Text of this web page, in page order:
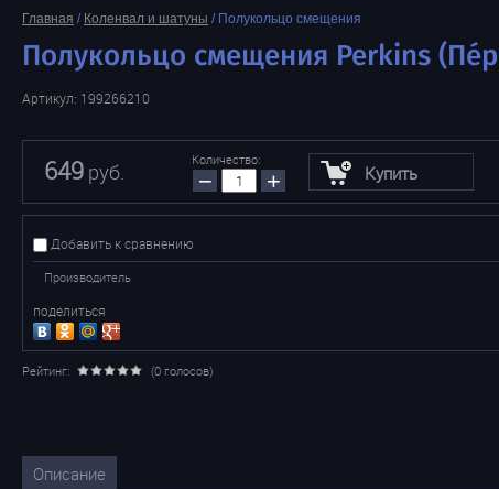
Главная / Коленвал и шатуны / Полукольцо смещения
Полукольцо смещения Perkins
Артикул: 199266210
649 руб. Количество:
− + Купить
Добавить к сравнению
Производитель
поделиться
Рейтинг: (0 голосов)
Описание